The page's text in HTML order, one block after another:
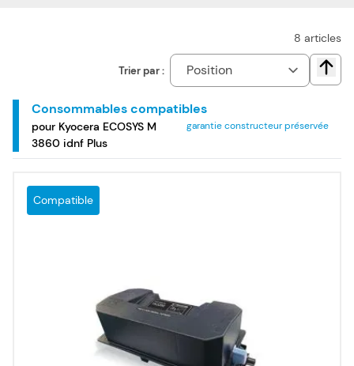
imprimante laser multifonction Kyocera ECOSYS M 3860
8 articles
Trier par :
Consommables compatibles
garantie constructeur préservée
pour Kyocera ECOSYS M
3860 idnf Plus
Compatible